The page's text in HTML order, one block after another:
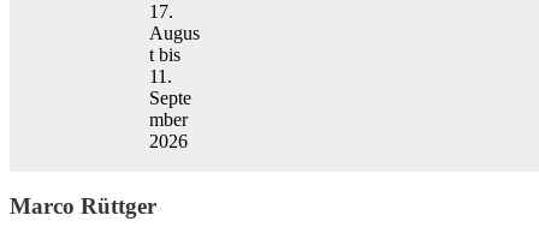
17.
Augus
t bis
11.
Septe
mber
2026
Marco Rüttger